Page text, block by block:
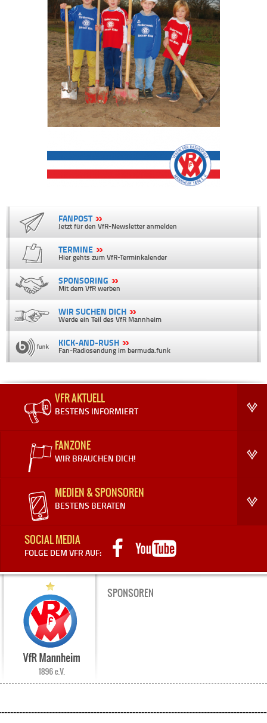
FANPOST
Jetzt für den VfR-Newsletter anmelden
TERMINE
Hier gehts zum VfR-Terminkalender
SPONSORING
Mit dem VfR werben
WIR SUCHEN DICH
Werde ein Teil des VfR Mannheim
KICK-AND-RUSH
Fan-Radiosendung im bermuda.funk
VFR AKTUELL
BESTENS INFORMIERT
FANZONE
WIR BRAUCHEN DICH!
MEDIEN & SPONSOREN
BESTENS BERATEN
SOCIAL MEDIA
FOLGE DEM VFR AUF:
SPONSOREN
-----------------------------------------------------------------------------------------